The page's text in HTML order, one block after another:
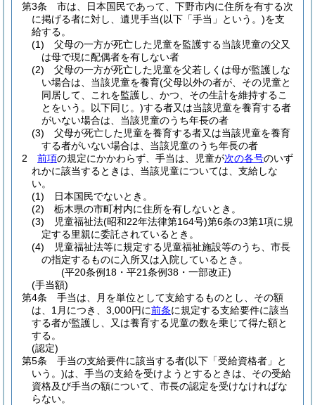
第3条
市は、日本国民であって、下野市内に住所を有する次
に掲げる者に対し、遺児手当(以下「手当」という。)を支
給する。
(1)
父母の一方が死亡した児童を監護する当該児童の父又
は母で現に配偶者を有しない者
(2)
父母の一方が死亡した児童を父若しくは母が監護しな
い場合は、当該児童を養育(父母以外の者が、その児童と
同居して、これを監護し、かつ、その生計を維持するこ
とをいう。以下同じ。)する者又は当該児童を養育する者
がいない場合は、当該児童のうち年長の者
(3)
父母が死亡した児童を養育する者又は当該児童を養育
する者がいない場合は、当該児童のうち年長の者
2
前項の規定にかかわらず、手当は、児童が次の各号のいず
れかに該当するときは、当該児童については、支給しな
い。
(1)
日本国民でないとき。
(2)
栃木県の市町村内に住所を有しないとき。
(3)
児童福祉法(昭和22年法律第164号)第6条の3第1項に規
定する里親に委託されているとき。
(4)
児童福祉法等に規定する児童福祉施設等のうち、市長
の指定するものに入所又は入院しているとき。
(平20条例18・平21条例38・一部改正)
(手当額)
第4条
手当は、月を単位として支給するものとし、その額
は、1月につき、3,000円に前条に規定する支給要件に該当
する者が監護し、又は養育する児童の数を乗じて得た額と
する。
(認定)
第5条
手当の支給要件に該当する者(以下「受給資格者」と
いう。)は、手当の支給を受けようとするときは、その受給
資格及び手当の額について、市長の認定を受けなければな
らない。